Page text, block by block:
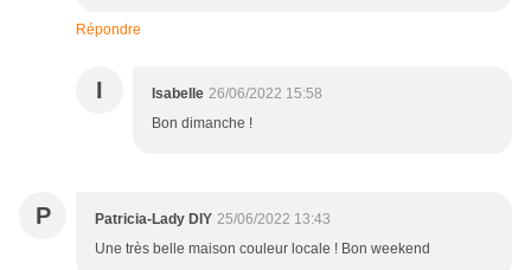
Répondre
I Isabelle 26/06/2022 15:58
Bon dimanche !
P Patricia-Lady DIY 25/06/2022 13:43
Une très belle maison couleur locale ! Bon weekend